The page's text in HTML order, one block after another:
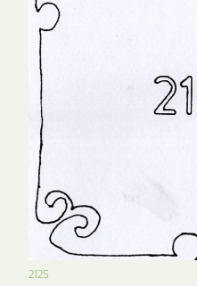
2125